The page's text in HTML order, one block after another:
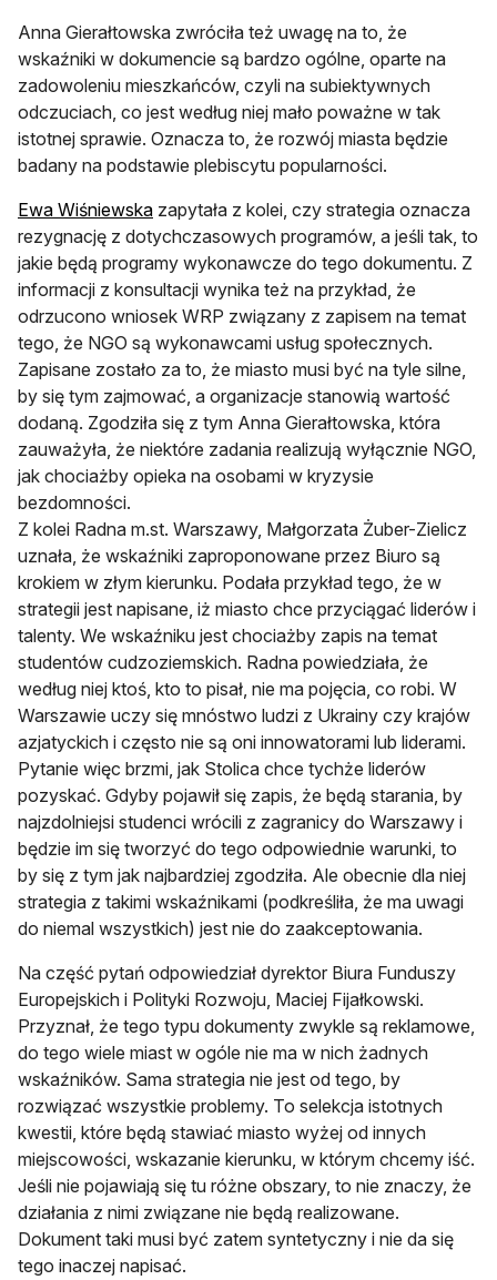
Anna Gierałtowska zwróciła też uwagę na to, że
wskaźniki w dokumencie są bardzo ogólne, oparte na
zadowoleniu mieszkańców, czyli na subiektywnych
odczuciach, co jest według niej mało poważne w tak
istotnej sprawie. Oznacza to, że rozwój miasta będzie
badany na podstawie plebiscytu popularności.
Ewa Wiśniewskaotwiera się w nowej karcie
zapytała z kolei, czy strategia oznacza
rezygnację z dotychczasowych programów, a jeśli tak, to
jakie będą programy wykonawcze do tego dokumentu. Z
informacji z konsultacji wynika też na przykład, że
odrzucono wniosek WRP związany z zapisem na temat
tego, że NGO są wykonawcami usług społecznych.
Zapisane zostało za to, że miasto musi być na tyle silne,
by się tym zajmować, a organizacje stanowią wartość
dodaną. Zgodziła się z tym Anna Gierałtowska, która
zauważyła, że niektóre zadania realizują wyłącznie NGO,
jak chociażby opieka na osobami w kryzysie
bezdomności.
Z kolei Radna m.st. Warszawy, Małgorzata Żuber-Zielicz
uznała, że wskaźniki zaproponowane przez Biuro są
krokiem w złym kierunku. Podała przykład tego, że w
strategii jest napisane, iż miasto chce przyciągać liderów i
talenty. We wskaźniku jest chociażby zapis na temat
studentów cudzoziemskich. Radna powiedziała, że
według niej ktoś, kto to pisał, nie ma pojęcia, co robi. W
Warszawie uczy się mnóstwo ludzi z Ukrainy czy krajów
azjatyckich i często nie są oni innowatorami lub liderami.
Pytanie więc brzmi, jak Stolica chce tychże liderów
pozyskać. Gdyby pojawił się zapis, że będą starania, by
najzdolniejsi studenci wrócili z zagranicy do Warszawy i
będzie im się tworzyć do tego odpowiednie warunki, to
by się z tym jak najbardziej zgodziła. Ale obecnie dla niej
strategia z takimi wskaźnikami (podkreśliła, że ma uwagi
do niemal wszystkich) jest nie do zaakceptowania.
Na część pytań odpowiedział dyrektor Biura Funduszy
Europejskich i Polityki Rozwoju, Maciej Fijałkowski.
Przyznał, że tego typu dokumenty zwykle są reklamowe,
do tego wiele miast w ogóle nie ma w nich żadnych
wskaźników. Sama strategia nie jest od tego, by
rozwiązać wszystkie problemy. To selekcja istotnych
kwestii, które będą stawiać miasto wyżej od innych
miejscowości, wskazanie kierunku, w którym chcemy iść.
Jeśli nie pojawiają się tu różne obszary, to nie znaczy, że
działania z nimi związane nie będą realizowane.
Dokument taki musi być zatem syntetyczny i nie da się
tego inaczej napisać.